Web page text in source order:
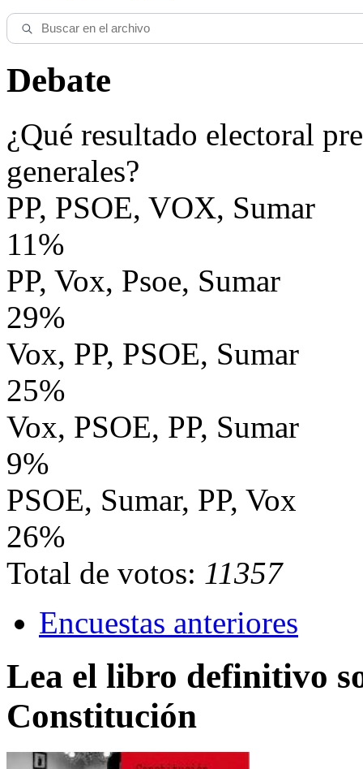
Debate
¿Qué resultado electoral
generales?
PP, PSOE, VOX, Sumar
11%
PP, Vox, Psoe, Sumar
29%
Vox, PP, PSOE, Sumar
25%
Vox, PSOE, PP, Sumar
9%
PSOE, Sumar, PP, Vox
26%
Total de votos: 11357
Encuestas anteriores
Lea el libro definitivo
Constitución